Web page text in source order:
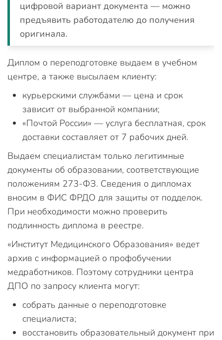
цифровой вариант документа — можно
предъявить работодателю до получения
оригинала.
Диплом о переподготовке выдаем в учебном
центре, а также высылаем клиенту:
курьерскими службами — цена и срок
зависит от выбранной компании;
«Почтой России» — услуга бесплатная, срок
доставки составляет от 7 рабочих дней.
Выдаем специалистам только легитимные
документы об образовании, соответствующие
положениям 273-ФЗ. Сведения о дипломах
вносим в ФИС ФРДО для защиты от подделок.
При необходимости можно проверить
подлинность диплома в реестре.
«Институт Медицинского Образования» ведет
архив с информацией о профобучении
медработников. Поэтому сотрудники центра
ДПО по запросу клиента могут:
собрать данные о переподготовке
специалиста;
восстановить образовательный документ при